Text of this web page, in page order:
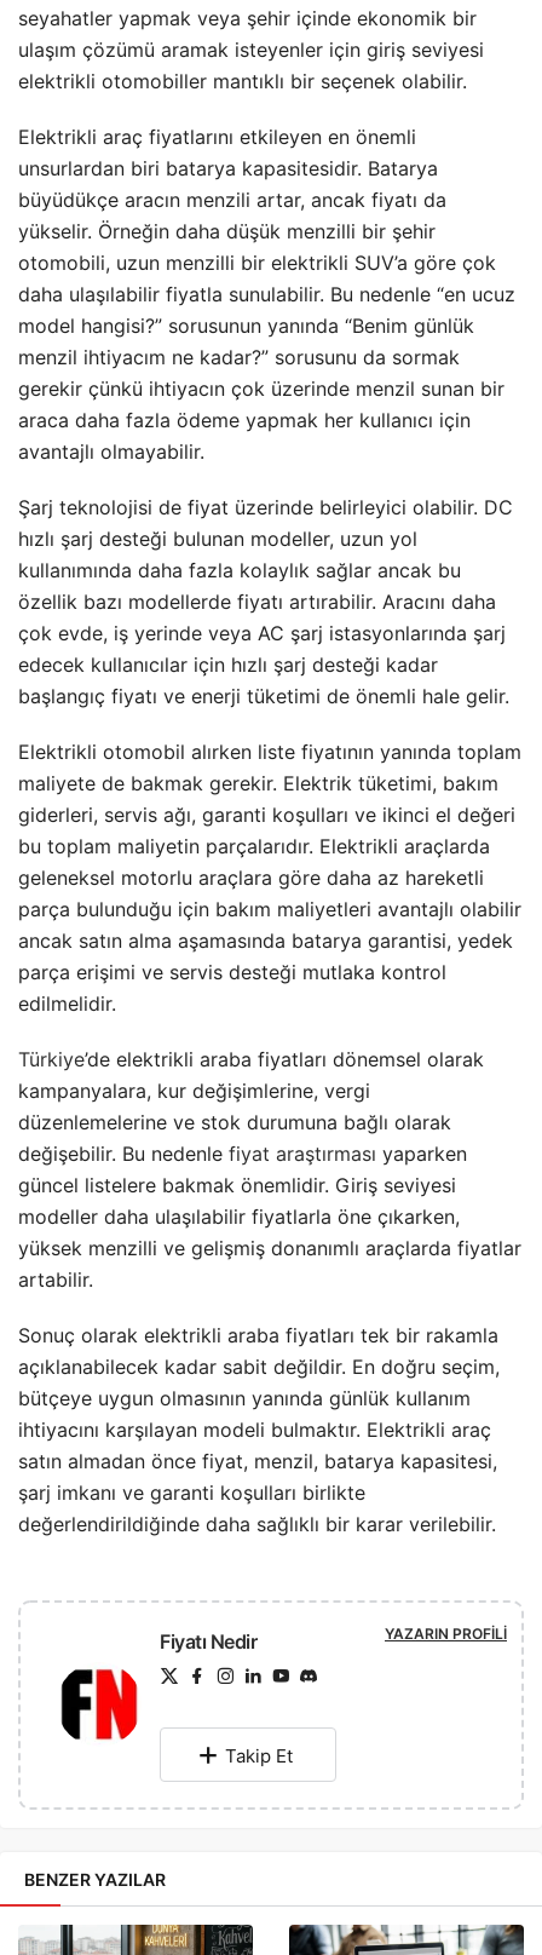
seyahatler yapmak veya şehir içinde ekonomik bir
ulaşım çözümü aramak isteyenler için giriş seviyesi
elektrikli otomobiller mantıklı bir seçenek olabilir.
Elektrikli araç fiyatlarını etkileyen en önemli
unsurlardan biri batarya kapasitesidir. Batarya
büyüdükçe aracın menzili artar, ancak fiyatı da
yükselir. Örneğin daha düşük menzilli bir şehir
otomobili, uzun menzilli bir elektrikli SUV’a göre çok
daha ulaşılabilir fiyatla sunulabilir. Bu nedenle “en ucuz
model hangisi?” sorusunun yanında “Benim günlük
menzil ihtiyacım ne kadar?” sorusunu da sormak
gerekir çünkü ihtiyacın çok üzerinde menzil sunan bir
araca daha fazla ödeme yapmak her kullanıcı için
avantajlı olmayabilir.
Şarj teknolojisi de fiyat üzerinde belirleyici olabilir. DC
hızlı şarj desteği bulunan modeller, uzun yol
kullanımında daha fazla kolaylık sağlar ancak bu
özellik bazı modellerde fiyatı artırabilir. Aracını daha
çok evde, iş yerinde veya AC şarj istasyonlarında şarj
edecek kullanıcılar için hızlı şarj desteği kadar
başlangıç fiyatı ve enerji tüketimi de önemli hale gelir.
Elektrikli otomobil alırken liste fiyatının yanında toplam
maliyete de bakmak gerekir. Elektrik tüketimi, bakım
giderleri, servis ağı, garanti koşulları ve ikinci el değeri
bu toplam maliyetin parçalarıdır. Elektrikli araçlarda
geleneksel motorlu araçlara göre daha az hareketli
parça bulunduğu için bakım maliyetleri avantajlı olabilir
ancak satın alma aşamasında batarya garantisi, yedek
parça erişimi ve servis desteği mutlaka kontrol
edilmelidir.
Türkiye’de elektrikli araba fiyatları dönemsel olarak
kampanyalara, kur değişimlerine, vergi
düzenlemelerine ve stok durumuna bağlı olarak
değişebilir. Bu nedenle fiyat araştırması yaparken
güncel listelere bakmak önemlidir. Giriş seviyesi
modeller daha ulaşılabilir fiyatlarla öne çıkarken,
yüksek menzilli ve gelişmiş donanımlı araçlarda fiyatlar
artabilir.
Sonuç olarak elektrikli araba fiyatları tek bir rakamla
açıklanabilecek kadar sabit değildir. En doğru seçim,
bütçeye uygun olmasının yanında günlük kullanım
ihtiyacını karşılayan modeli bulmaktır. Elektrikli araç
satın almadan önce fiyat, menzil, batarya kapasitesi,
şarj imkanı ve garanti koşulları birlikte
değerlendirildiğinde daha sağlıklı bir karar verilebilir.
Fiyatı Nedir YAZARIN PROFILI
Takip Et
BENZER YAZILAR